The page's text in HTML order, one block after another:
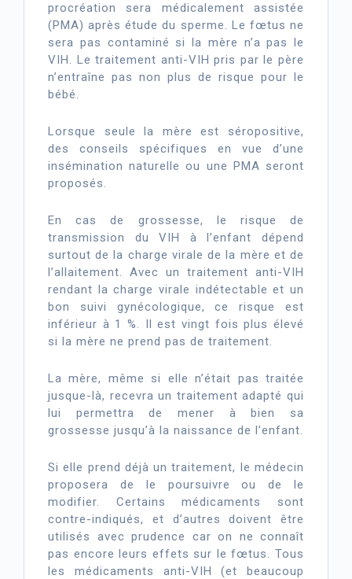
procréation sera médicalement assistée
(PMA) après étude du sperme. Le fœtus ne
sera pas contaminé si la mère n’a pas le
VIH. Le traitement anti-VIH pris par le père
n’entraîne pas non plus de risque pour le
bébé.
Lorsque seule la mère est séropositive,
des conseils spécifiques en vue d’une
insémination naturelle ou une PMA seront
proposés.
En cas de grossesse, le risque de
transmission du VIH à l’enfant dépend
surtout de la charge virale de la mère et de
l’allaitement. Avec un traitement anti-VIH
rendant la charge virale indétectable et un
bon suivi gynécologique, ce risque est
inférieur à 1 %. Il est vingt fois plus élevé
si la mère ne prend pas de traitement.
La mère, même si elle n’était pas traitée
jusque-là, recevra un traitement adapté qui
lui permettra de mener à bien sa
grossesse jusqu’à la naissance de l’enfant.
Si elle prend déjà un traitement, le médecin
proposera de le poursuivre ou de le
modifier. Certains médicaments sont
contre-indiqués, et d’autres doivent être
utilisés avec prudence car on ne connaît
pas encore leurs effets sur le fœtus. Tous
les médicaments anti-VIH (et beaucoup